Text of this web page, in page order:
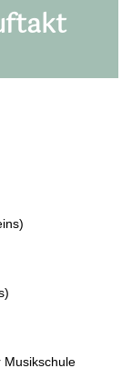
Musikschule